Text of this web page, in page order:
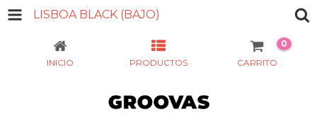
LISBOA BLACK (BAJO)
INICIO PRODUCTOS CARRITO
0